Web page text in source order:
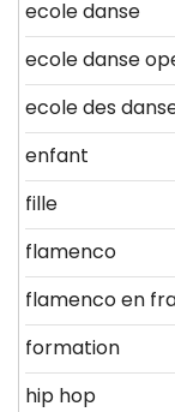
ecole danse
ecole danse
ecole des
enfant
fille
flamenco
flamenco en
formation
hip hop